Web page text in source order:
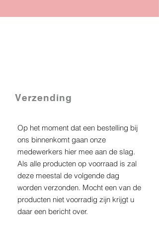
Verzending
Op het moment dat een bestelling bij
ons binnenkomt gaan onze
medewerkers hier mee aan de slag.
Als alle producten op voorraad is zal
deze meestal de volgende dag
worden verzonden. Mocht een van de
producten niet voorradig zijn krijgt u
daar een bericht over.